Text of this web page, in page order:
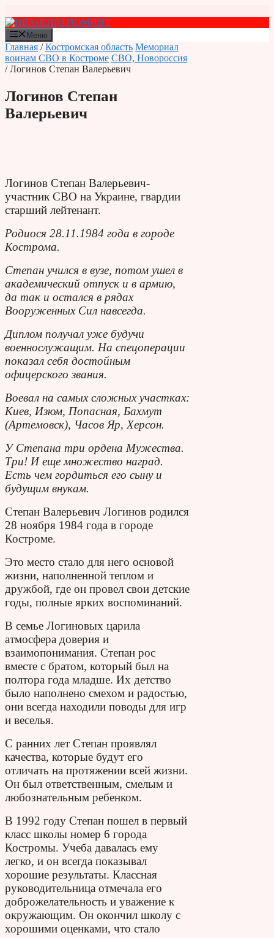
к
содержимому
Меню
Главная /Костромская область Мемориал
воинам СВО в Костроме СВО, Новороссия
/ Логинов Степан Валерьевич
Логинов Степан
Валерьевич
Логинов Степан Валерьевич-
участник СВО на Украине, гвардии
старший лейтенант.
Родиося 28.11.1984 года в городе
Кострома.
Степан учился в вузе, потом ушел в
академический отпуск и в армию,
да так и остался в рядах
Вооруженных Сил навсегда.
Диплом получал уже будучи
военнослужащим. На спецоперации
показал себя достойным
офицерского звания.
Воевал на самых сложных участках:
Киев, Изюм, Попасная, Бахмут
(Артемовск), Часов Яр, Херсон.
У Степана три ордена Мужества.
Три! И еще множество наград.
Есть чем гордиться его сыну и
будущим внукам.
Степан Валерьевич Логинов родился
28 ноября 1984 года в городе
Костроме.
Это место стало для него основой
жизни, наполненной теплом и
дружбой, где он провел свои детские
годы, полные ярких воспоминаний.
В семье Логиновых царила
атмосфера доверия и
взаимопонимания. Степан рос
вместе с братом, который был на
полтора года младше. Их детство
было наполнено смехом и радостью,
они всегда находили поводы для игр
и веселья.
С ранних лет Степан проявлял
качества, которые будут его
отличать на протяжении всей жизни.
Он был ответственным, смелым и
любознательным ребенком.
В 1992 году Степан пошел в первый
класс школы номер 6 города
Костромы. Учеба давалась ему
легко, и он всегда показывал
хорошие результаты. Классная
руководительница отмечала его
доброжелательность и уважение к
окружающим. Он окончил школу с
хорошими оценками, что стало